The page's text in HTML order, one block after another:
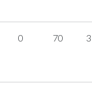
0 70 3